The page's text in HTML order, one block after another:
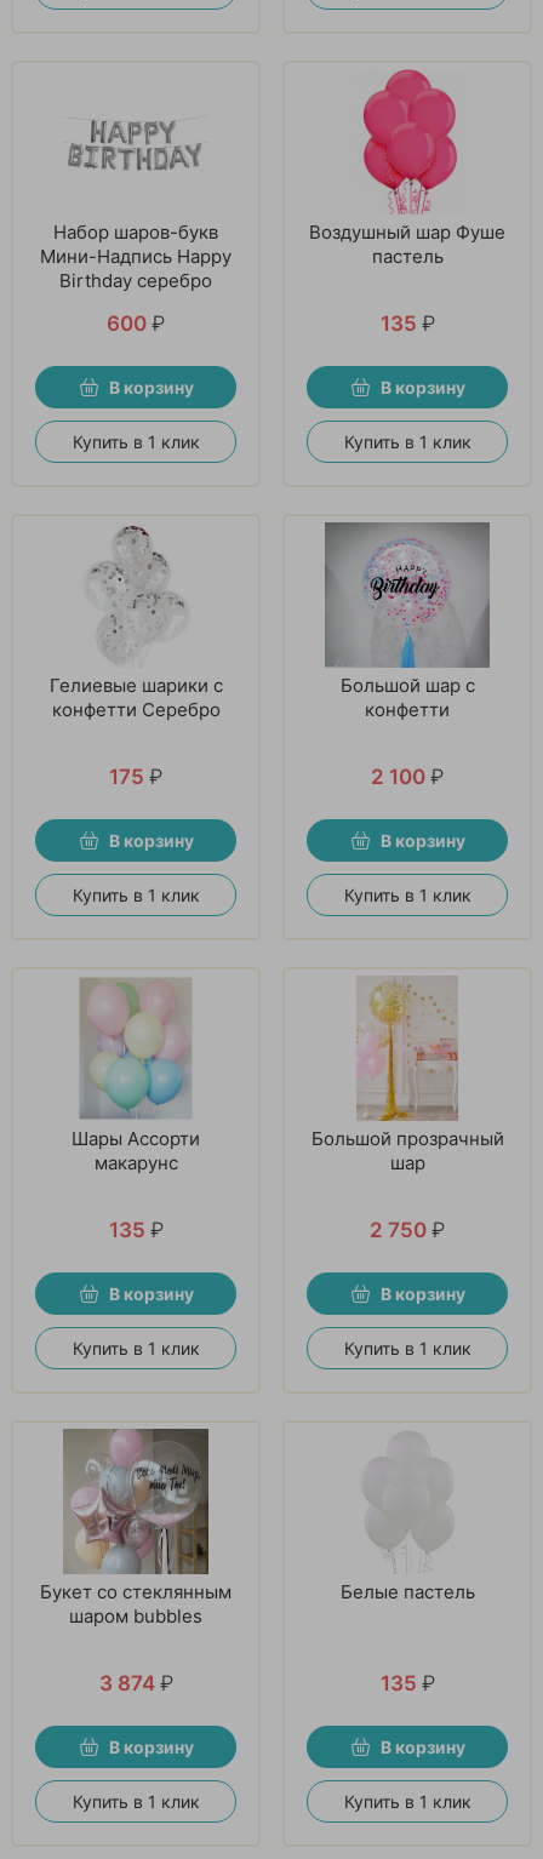
Набор шаров-букв
Мини-Надпись Happy
Birthday серебро
600 ₽
В корзину
Купить в 1 клик
Воздушный шар Фуше
пастель
135 ₽
В корзину
Купить в 1 клик
Гелиевые шарики с
конфетти Серебро
175 ₽
В корзину
Купить в 1 клик
Большой шар с
конфетти
2 100 ₽
В корзину
Купить в 1 клик
Шары Ассорти
макарунс
135 ₽
В корзину
Купить в 1 клик
Большой прозрачный
шар
2 750 ₽
В корзину
Купить в 1 клик
Букет со стеклянным
шаром bubbles
3 874 ₽
В корзину
Купить в 1 клик
Белые пастель
135 ₽
В корзину
Купить в 1 клик